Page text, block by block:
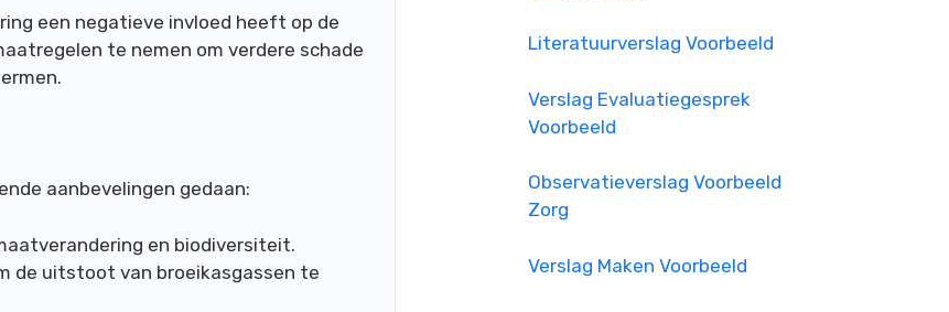
een negatieve invloed heeft op de
te nemen om verdere schade
aanbevelingen gedaan:
en biodiversiteit.
de uitstoot van broeikasgassen te
Literatuurverslag Voorbeeld
Verslag Evaluatiegesprek
Voorbeeld
Observatieverslag Voorbeeld
Zorg
Verslag Maken Voorbeeld